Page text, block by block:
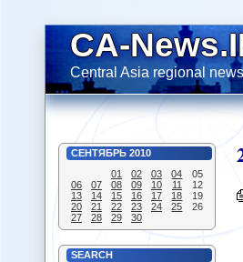
CA-
Central Asia regional
СЕНТЯБРЬ 2010
01
02 03 04
05
06
07 08 09 10 11
12
13
14 15 16 17 18
19
20
21 22 23 24 25
26
27
28 29 30
SEARCH